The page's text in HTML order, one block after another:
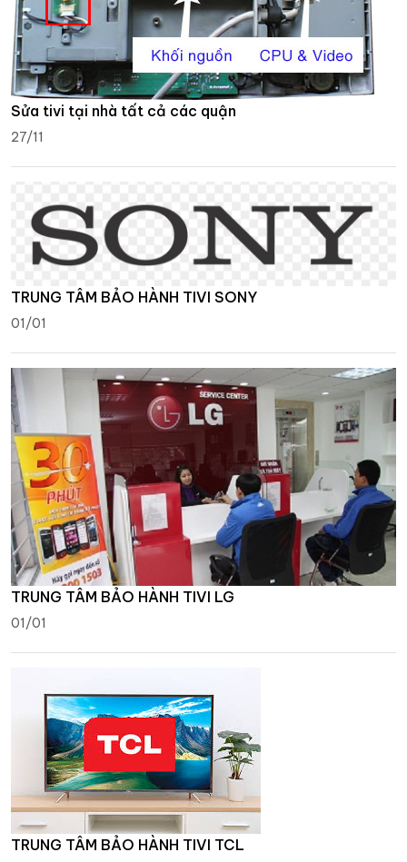
Sửa tivi tại nhà tất cả các quận
27/11
TRUNG TÂM BẢO HÀNH TIVI SONY
01/01
TRUNG TÂM BẢO HÀNH TIVI LG
01/01
TRUNG TÂM BẢO HÀNH TIVI TCL